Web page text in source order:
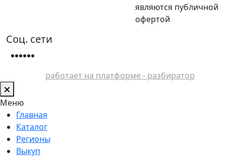
являются публичной
офертой
Соц. сети
работает на платформе - разбиратор
Меню
Главная
Каталог
Регионы
Выкуп